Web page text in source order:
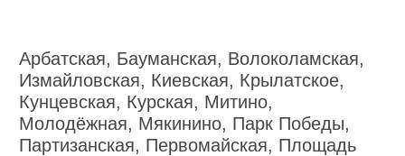
Арбатская, Бауманская, Волоколамская,
Измайловская, Киевская, Крылатское,
Кунцевская, Курская, Митино,
Молодёжная, Мякинино, Парк Победы,
Партизанская, Первомайская, Площадь